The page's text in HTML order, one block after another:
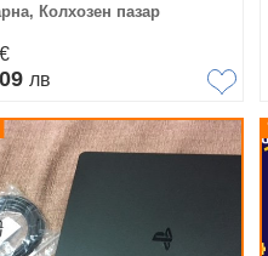
Колхозен пазар
€
лв